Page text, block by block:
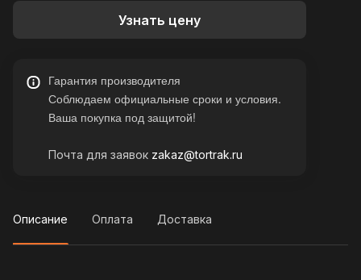
Узнать цену
Гарантия производителя
Соблюдаем официальные сроки и условия.
Ваша покупка под защитой!
Почта для заявок zakaz@tortrak.ru
Описание Оплата Доставка